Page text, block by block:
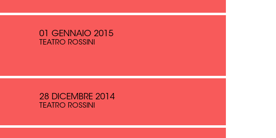
01 GENNAIO 2015
TEATRO ROSSINI
28 DICEMBRE 2014
TEATRO ROSSINI